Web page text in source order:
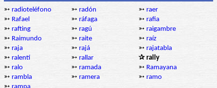
➳ radioteléfono ➳ radón ➳ raer
➳ Rafael ➳ ráfaga ➳ rafia
➳ rafting ➳ ragú ➳ raigambre
➳ Raimundo ➳ raite ➳ raíz
➳ raja ➳ rajá ➳ rajatabla
➳ ralentí ➳ rallar
✰ rally
➳ ralo ➳ ramada ➳ Ramayana
➳ rambla ➳ ramera ➳ ramo